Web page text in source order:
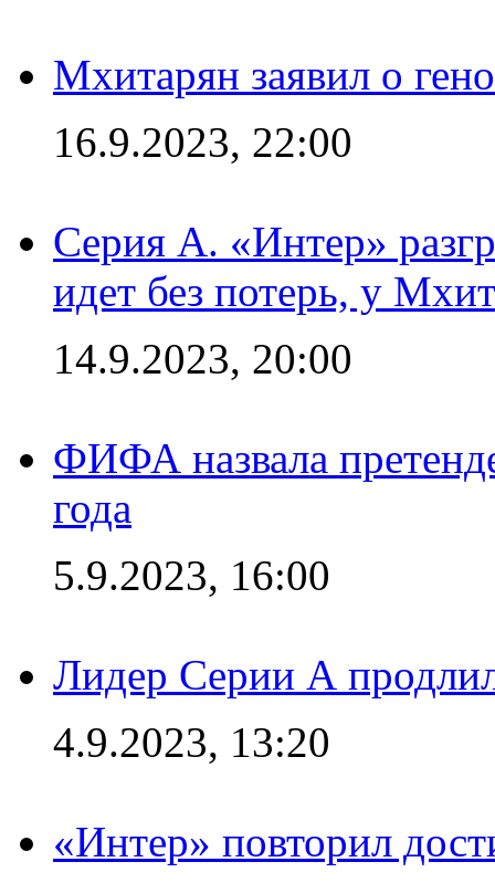
Мхитарян заявил о
16.9.2023, 22:00
Серия А. «Интер»
идет без потерь, у
14.9.2023, 20:00
ФИФА назвала
года
5.9.2023, 16:00
Лидер Серии А
4.9.2023, 13:20
«Интер» повторил